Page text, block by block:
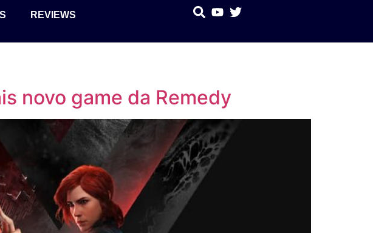
REVIEWS
novo game da Remedy